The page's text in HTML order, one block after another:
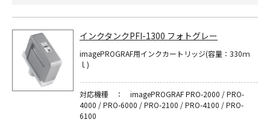
インクタンクPFI-1300 フォトグレー
imagePROGRAF用インクカートリッジ(容量：330ｍ
ｌ)
対応機種 ： imagePROGRAF PRO-2000 / PRO-
4000 / PRO-6000 / PRO-2100 / PRO-4100 / PRO-
6100